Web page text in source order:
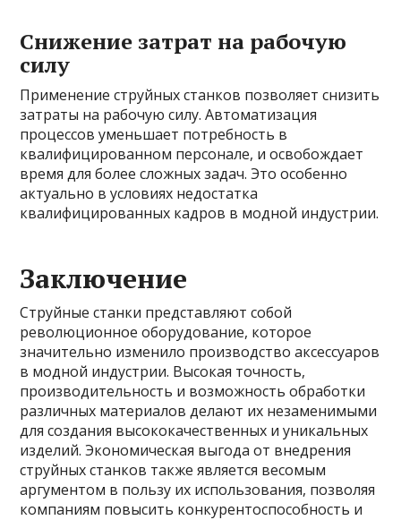
Снижение затрат на рабочую
силу
Применение струйных станков позволяет снизить
затраты на рабочую силу. Автоматизация
процессов уменьшает потребность в
квалифицированном персонале, и освобождает
время для более сложных задач. Это особенно
актуально в условиях недостатка
квалифицированных кадров в модной индустрии.
Заключение
Струйные станки представляют собой
революционное оборудование, которое
значительно изменило производство аксессуаров
в модной индустрии. Высокая точность,
производительность и возможность обработки
различных материалов делают их незаменимыми
для создания высококачественных и уникальных
изделий. Экономическая выгода от внедрения
струйных станков также является весомым
аргументом в пользу их использования, позволяя
компаниям повысить конкурентоспособность и